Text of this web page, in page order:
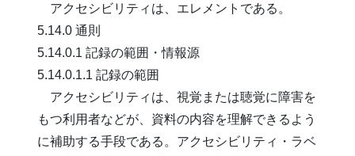
アクセシビリティは、エレメントである。
5.14.0 通則
5.14.0.1 記録の範囲・情報源
5.14.0.1.1 記録の範囲
アクセシビリティは、視覚または聴覚に障害を
もつ利用者などが、資料の内容を理解できるよう
に補助する手段である。アクセシビリティ・ラベ